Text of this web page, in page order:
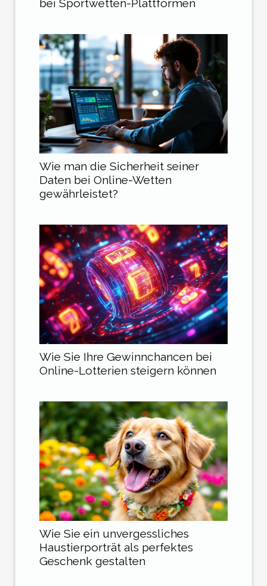
bei Sportwetten-Plattformen
Wie man die Sicherheit seiner
Daten bei Online-Wetten
gewährleistet?
Wie Sie Ihre Gewinnchancen bei
Online-Lotterien steigern können
Wie Sie ein unvergessliches
Haustierporträt als perfektes
Geschenk gestalten